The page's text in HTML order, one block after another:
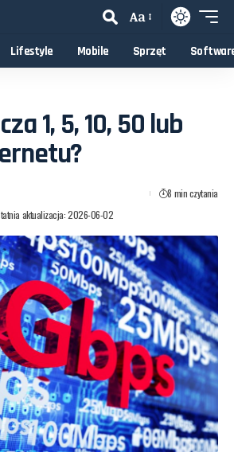
Aa
Lifestyle Mobile Sprzęt
1, 5, 10, 50 lub
aktualizacja: 2026-06-02
8 min czytania